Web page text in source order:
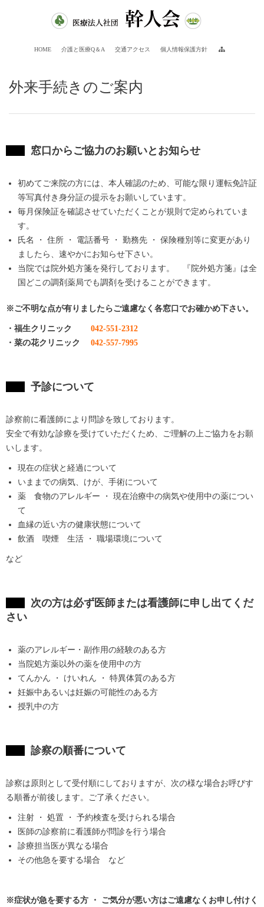
HOME 介護と医療Q＆A 交通アクセス 個人情報保護方針
外来手続きのご案内
窓口からご協力のお願いとお知らせ
初めてご来院の方には、本人確認のため、可能な限り運転免許証
等写真付き身分証の提示をお願いしています。
毎月保険証を確認させていただくことが規則で定められていま
す。
氏名 ・ 住所 ・ 電話番号 ・ 勤務先 ・ 保険種別等に変更があり
ましたら、速やかにお知らせ下さい。
当院では院外処方箋を発行しております。 『院外処方箋』は全
国どこの調剤薬局でも調剤を受けることができます。
※ご不明な点が有りましたらご遠慮なく各窓口でお確かめ下さい。
・福生クリニック 042-551-2312
・菜の花クリニック 042-557-7995
予診について
診察前に看護師により問診を致しております。
安全で有効な診療を受けていただくため、ご理解の上ご協力をお願
いします。
現在の症状と経過について
いままでの病気、けが、手術について
薬 食物のアレルギー ・ 現在治療中の病気や使用中の薬につい
て
血縁の近い方の健康状態について
飲酒 喫煙 生活 ・ 職場環境について
など
次の方は必ず医師または看護師に申し出てくだ
さい
薬のアレルギー・副作用の経験のある方
当院処方薬以外の薬を使用中の方
てんかん ・ けいれん ・ 特異体質のある方
妊娠中あるいは妊娠の可能性のある方
授乳中の方
診察の順番について
診察は原則として受付順にしておりますが、次の様な場合お呼びす
る順番が前後します。ご了承ください。
注射 ・ 処置 ・ 予約検査を受けられる場合
医師の診察前に看護師が問診を行う場合
診療担当医が異なる場合
その他急を要する場合 など
※症状が急を要する方 ・ ご気分が悪い方はご遠慮なくお申し付けく